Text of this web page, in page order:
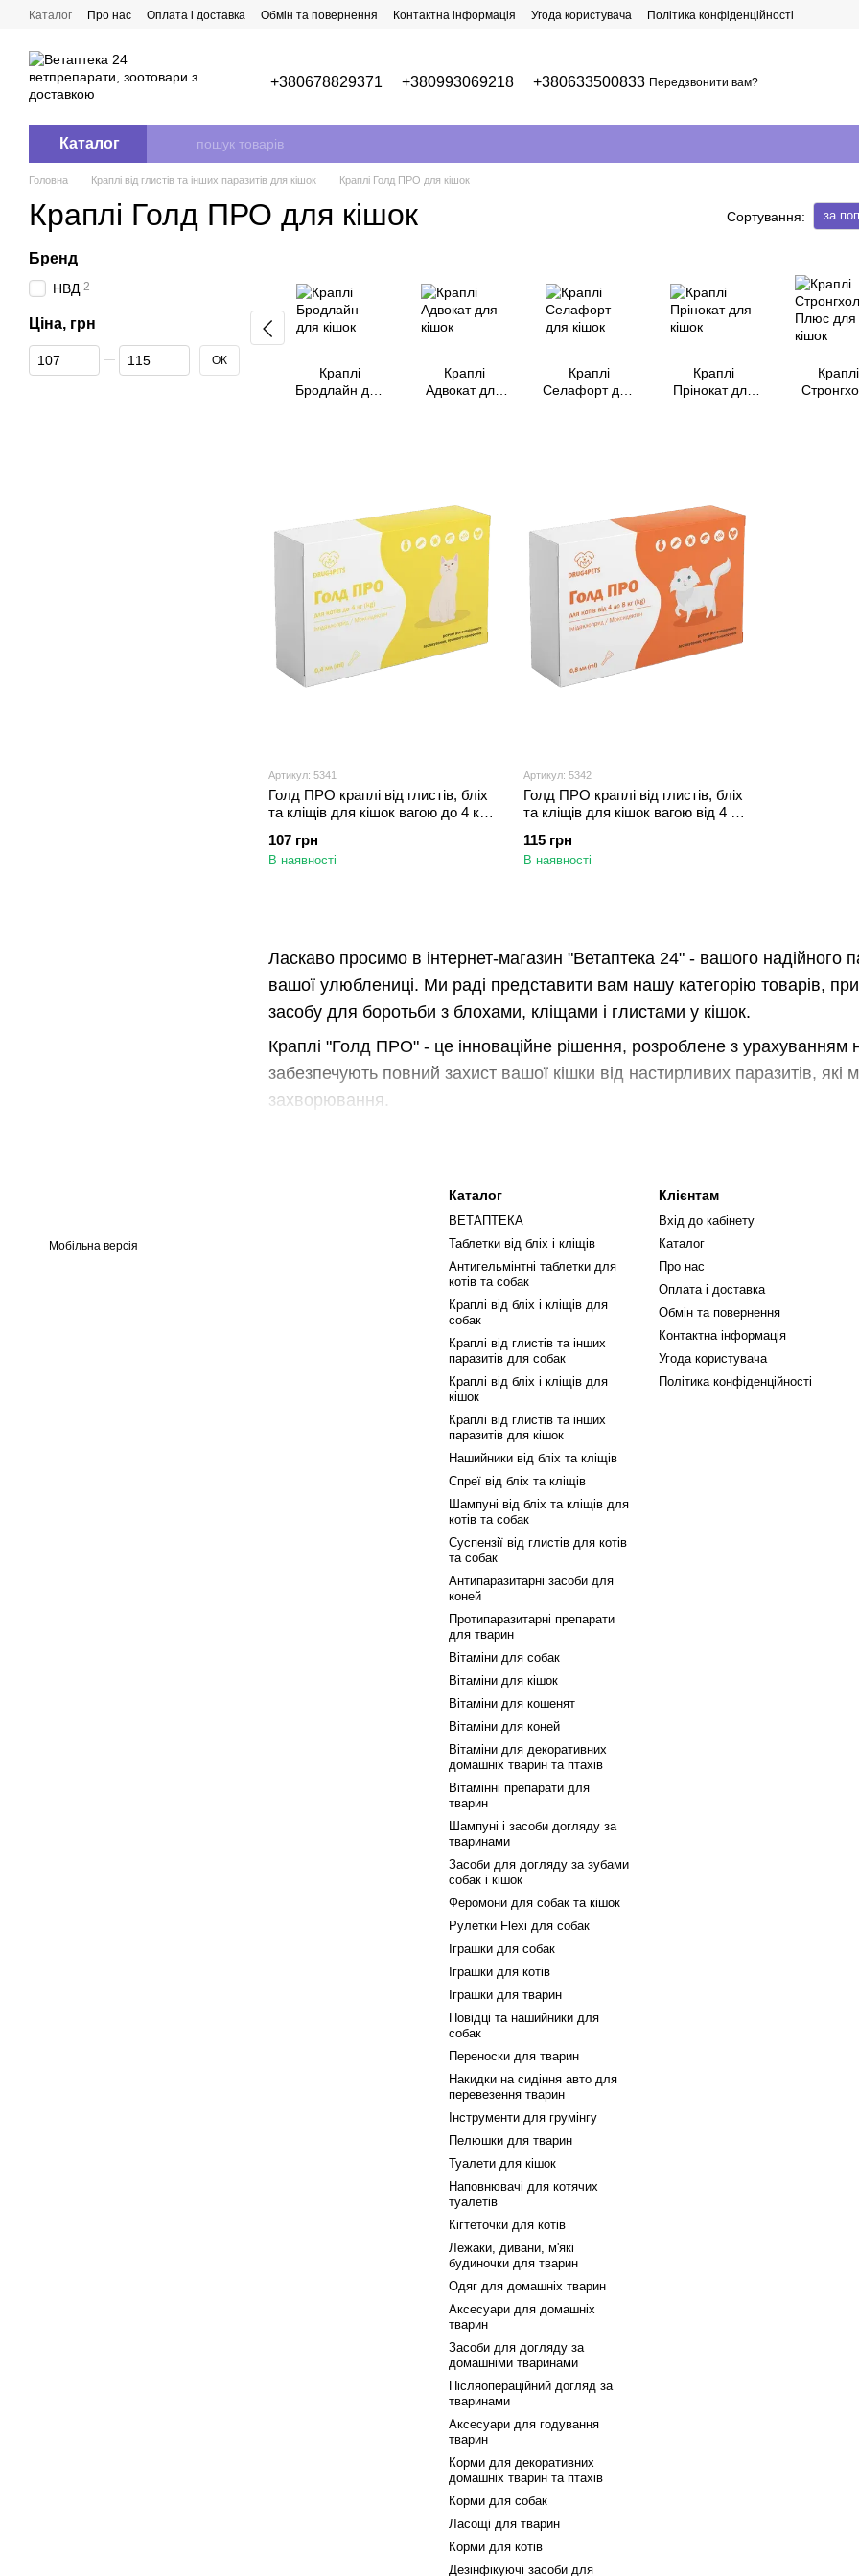
Перейти до основного контенту
Каталог Про нас Оплата і доставка Обмін та повернення Контактна інформація Угода користувача Політика конфіденційності
+380678829371 +380993069218 +380633500833 Передзвонити вам?
Каталог
Головна Краплі від глистів та інших паразитів для кішок Краплі Голд ПРО для кішок
Краплі Голд ПРО для кішок Сортування: за
Ласкаво просимо в інтернет-магазин "Ветаптека 24" - вашого надійного
вашої улюблениці. Ми раді представити вам нашу категорію товарів,
засобу для боротьби з блохами, кліщами і глистами у кішок.
Краплі "Голд ПРО" - це інноваційне рішення, розроблене з урахуванням
забезпечують повний захист вашої кішки від настирливих паразитів, які
захворювання.
забезпечити повноцінний захист вашої кішки від широкого спектра
Наш інтернет-магазин "Ветаптека 24" пропонує вам широкий вибір
Ми працюємо тільки з перевіреними виробниками, щоб гарантувати вам
проходить суворий контроль, що дозволяє нам пропонувати вам надійні
Замовляючи краплі "Голд ПРО" у нас, ви отримуєте не тільки якісний
швидку доставку, щоб ваші краплі "Голд ПРО" були у вас якомога
Завжди пам'ятайте, що здоров'я вашої кішки - наш головний пріоритет.
Вибирайте краплі "Голд ПРО" для боротьби з блохами, кліщами і
Краплі "Голд ПРО" мають тривалу дію, що є їхньою значущою
бліх протягом 4 тижнів і від кліщів - до 3 тижнів. Крім того, краплі
місяця. Завдяки цьому, ви можете бути впевнені в тривалому і надійному
Краплі "Голд ПРО" легко наносяться на шкіру вашої кішки і швидко
тварини. Це гарантує максимальну ефективність препарату в боротьбі з
Крім ефективного знищення вже існуючих паразитів, краплі "Голд ПРО"
важливо для котів, які мають доступ до вуличного середовища.
захищена від бліх, кліщів і глистів у будь-яку пору року.
Купуючи краплі "Голд ПРО" в нашому інтернет-магазині "Ветаптека 24",
професійній підтримці.
Піклуйтеся про здоров'я і благополуччя вашої кішки. Замовте краплі
вашій улюблениці надійний захист від бліх, кліщів і глистів. Ми цінуємо
найкраще здоров'я для вашої кішки.
Краплі
Бродлайн для
Краплі
Адвокат для
Краплі
Селафорт для
Краплі
Прінокат для
Краплі
Артикул: 5341
Голд ПРО краплі від глистів, бліх
та кліщів для кішок вагою до 4 кг,
107 грн
В наявності
Артикул: 5342
Голд ПРО краплі від глистів, бліх
та кліщів для кішок вагою від 4 до
115 грн
В наявності
Бренд
НВД 2
Ціна, грн
Від Ціна, грн
До Ціна, грн ОК
Мобільна версія
Каталог
ВЕТАПТЕКА
Таблетки від бліх і кліщів
Антигельмінтні таблетки для
котів та собак
Краплі від бліх і кліщів для
собак
Краплі від глистів та інших
паразитів для собак
Краплі від бліх і кліщів для
кішок
Краплі від глистів та інших
паразитів для кішок
Нашийники від бліх та кліщів
Спреї від бліх та кліщів
Шампуні від бліх та кліщів для
котів та собак
Суспензії від глистів для котів
та собак
Антипаразитарні засоби для
коней
Протипаразитарні препарати
для тварин
Вітаміни для собак
Вітаміни для кішок
Вітаміни для кошенят
Вітаміни для коней
Вітаміни для декоративних
домашніх тварин та птахів
Вітамінні препарати для
тварин
Шампуні і засоби догляду за
тваринами
Засоби для догляду за зубами
собак і кішок
Феромони для собак та кішок
Рулетки Flexi для собак
Іграшки для собак
Іграшки для котів
Іграшки для тварин
Повідці та нашийники для
собак
Переноски для тварин
Накидки на сидіння авто для
перевезення тварин
Інструменти для грумінгу
Пелюшки для тварин
Туалети для кішок
Наповнювачі для котячих
туалетів
Кігтеточки для котів
Лежаки, дивани, м'які
будиночки для тварин
Одяг для домашніх тварин
Аксесуари для домашніх
тварин
Засоби для догляду за
домашніми тваринами
Післяопераційний догляд за
тваринами
Аксесуари для годування
тварин
Корми для декоративних
домашніх тварин та птахів
Корми для собак
Ласощі для тварин
Корми для котів
Дезінфікуючі засоби для
Клієнтам
Вхід до кабінету
Каталог
Про нас
Оплата і доставка
Обмін та повернення
Контактна інформація
Угода користувача
Політика конфіденційності